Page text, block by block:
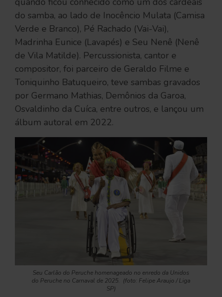
do samba, ao lado de Inocêncio Mulata (Camisa
Verde e Branco), Pé Rachado (Vai-Vai),
Madrinha Eunice (Lavapés) e Seu Nenê (Nenê
de Vila Matilde). Percussionista, cantor e
compositor, foi parceiro de Geraldo Filme e
Toniquinho Batuqueiro, teve sambas gravados
por Germano Mathias, Demônios da Garoa,
Osvaldinho da Cuíca, entre outros, e lançou um
álbum autoral em 2022.
Seu Carlão do Peruche homenageado no enredo da Unidos
do Peruche no Carnaval de 2025. (foto: Felipe Araujo / Liga
SP)